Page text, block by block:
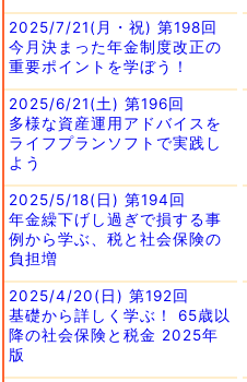
2025/7/21(月・祝) 第198回
今月決まった年金制度改正の
重要ポイントを学ぼう！
2025/6/21(土) 第196回
多様な資産運用アドバイスを
ライフプランソフトで実践し
よう
2025/5/18(日) 第194回
年金繰下げし過ぎで損する事
例から学ぶ、税と社会保険の
負担増
2025/4/20(日) 第192回
基礎から詳しく学ぶ！ 65歳以
降の社会保険と税金 2025年
版